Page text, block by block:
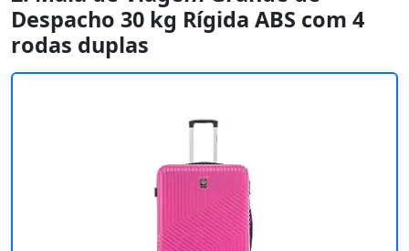
Despacho 30 kg Rígida ABS com 4
rodas duplas